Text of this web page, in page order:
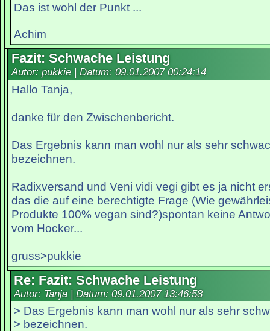
Das ist wohl der Punkt ...
Achim
Fazit: Schwache Leistung
Autor: pukkie | Datum: 09.01.2007 00:24:14
Hallo Tanja,
danke für den Zwischenbericht.
Das Ergebnis kann man wohl nur als sehr
bezeichnen.
Radixversand und Veni vidi vegi gibt es ja nicht
das die auf eine berechtigte Frage (Wie
Produkte 100% vegan sind?)spontan keine
vom Hocker...
gruss>pukkie
Re: Fazit: Schwache Leistung
Autor: Tanja | Datum: 09.01.2007 13:46:58
> Das Ergebnis kann man wohl nur als sehr
> bezeichnen.